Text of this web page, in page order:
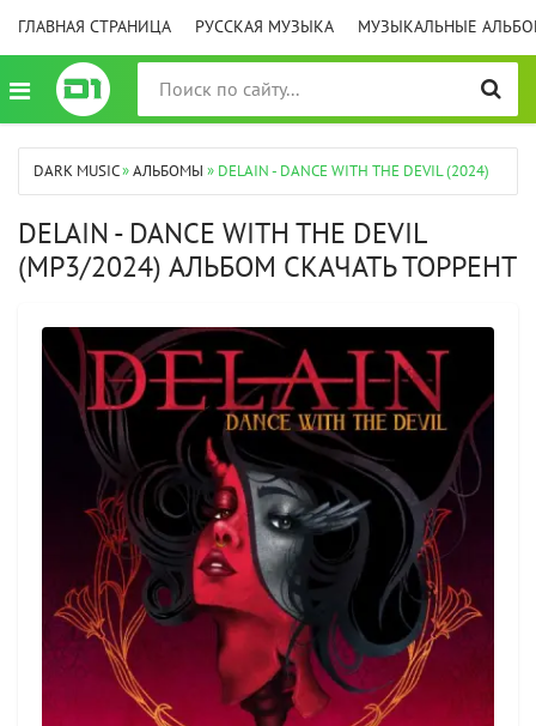
ГЛАВНАЯ СТРАНИЦА РУССКАЯ МУЗЫКА МУЗЫКАЛЬНЫЕ
DARK MUSIC»АЛЬБОМЫ » DELAIN - DANCE WITH THE DEVIL (2024)
DELAIN - DANCE WITH THE DEVIL
(MP3/2024) АЛЬБОМ СКАЧАТЬ ТОРРЕНТ